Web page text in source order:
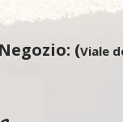
(Viale